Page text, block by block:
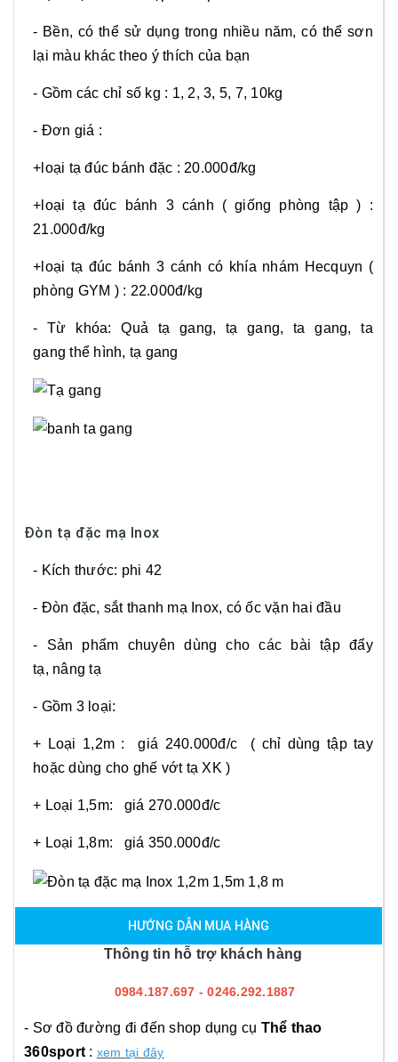
- Bền, có thể sử dụng trong nhiều năm, có thể sơn
lại màu khác theo ý thích của bạn
- Gồm các chỉ số kg : 1, 2, 3, 5, 7, 10kg
- Đơn giá :
+loại tạ đúc bánh đặc : 20.000đ/kg
+loại tạ đúc bánh 3 cánh ( giống phòng tập ) :
21.000đ/kg
+loại tạ đúc bánh 3 cánh có khía nhám Hecquyn (
phòng GYM ) : 22.000đ/kg
- Từ khóa: Quả tạ gang, tạ gang, ta gang, ta
gang thể hình, tạ gang
Đòn tạ đặc mạ Inox
- Kích thước: phi 42
- Đòn đặc, sắt thanh mạ Inox, có ốc vặn hai đầu
- Sản phẩm chuyên dùng cho các bài tập đẩy
tạ, nâng tạ
- Gồm 3 loại:
+ Loại 1,2m : giá 240.000đ/c ( chỉ dùng tập tay
hoặc dùng cho ghế vớt tạ XK )
+ Loại 1,5m: giá 270.000đ/c
+ Loại 1,8m: giá 350.000đ/c
HƯỚNG DẪN MUA HÀNG
Thông tin hỗ trợ khách hàng
0984.187.697 - 0246.292.1887
- Sơ đồ đường đi đến shop dụng cụ Thể thao
360sport : xem tại đây